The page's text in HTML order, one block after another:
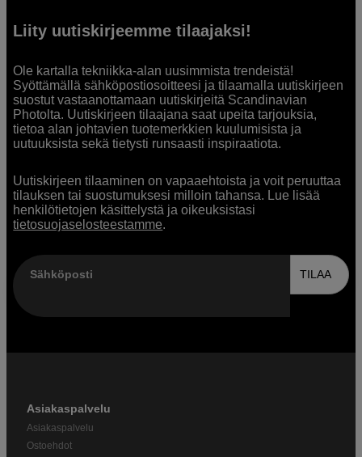
Liity uutiskirjeemme tilaajaksi!
Ole kartalla tekniikka-alan uusimmista trendeistä!
Syöttämällä sähköpostiosoitteesi ja tilaamalla uutiskirjeen
suostut vastaanottamaan uutiskirjeitä Scandinavian
Photolta. Uutiskirjeen tilaajana saat upeita tarjouksia,
tietoa alan johtavien tuotemerkkien kuulumisista ja
uutuuksista sekä tietysti runsaasti inspiraatiota.
Uutiskirjeen tilaaminen on vapaaehtoista ja voit peruuttaa
tilauksen tai suostumuksesi milloin tahansa. Lue lisää
henkilötietojen käsittelystä ja oikeuksistasi
tietosuojaselosteestamme.
Sähköposti TILAA
Asiakaspalvelu
Asiakaspalvelu
Ostoehdot